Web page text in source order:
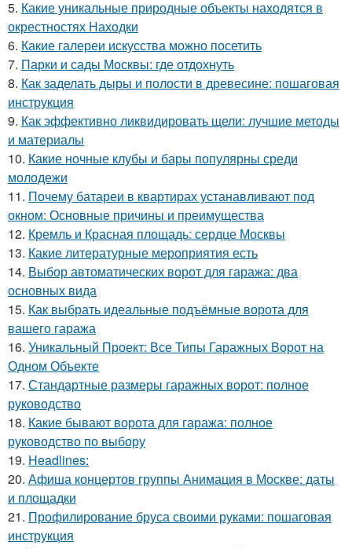
5. Какие уникальные природные объекты находятся в
окрестностях Находки
6. Какие галереи искусства можно посетить
7. Парки и сады Москвы: где отдохнуть
8. Как заделать дыры и полости в древесине: пошаговая
инструкция
9. Как эффективно ликвидировать щели: лучшие методы
и материалы
10. Какие ночные клубы и бары популярны среди
молодежи
11. Почему батареи в квартирах устанавливают под
окном: Основные причины и преимущества
12. Кремль и Красная площадь: сердце Москвы
13. Какие литературные мероприятия есть
14. Выбор автоматических ворот для гаража: два
основных вида
15. Как выбрать идеальные подъёмные ворота для
вашего гаража
16. Уникальный Проект: Все Типы Гаражных Ворот на
Одном Объекте
17. Стандартные размеры гаражных ворот: полное
руководство
18. Какие бывают ворота для гаража: полное
руководство по выбору
19. Headlines:
20. Афиша концертов группы Анимация в Москве: даты
и площадки
21. Профилирование бруса своими руками: пошаговая
инструкция